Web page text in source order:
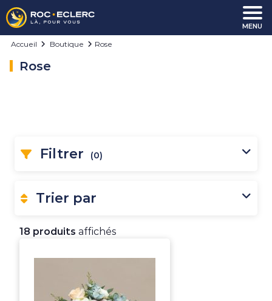
Aller au contenu
MENU
Accueil Boutique Rose
Rose
Filtrer (0)
Trier par
18 produits affichés